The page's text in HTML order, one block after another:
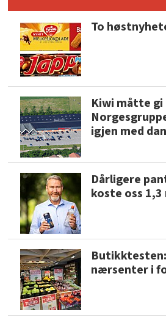
To
Kiwi måtte gi
igjen med
Dårligere
koste oss
nærsenter i